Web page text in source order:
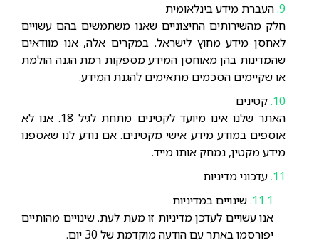
העברת מידע בינלאומית
חלק מהשירותים החיצוניים שאנו משתמשים בהם עשויים
לאחסן מידע מחוץ לישראל. במקרים אלה, אנו מוודאים
שהמדינות בהן מאוחסן המידע מספקות רמת הגנה הולמת
או שקיימים הסכמים מתאימים להגנת המידע.
קטינים
האתר שלנו אינו מיועד לקטינים מתחת לגיל 18. אנו לא
אוספים במודע מידע אישי מקטינים. אם נודע לנו שאספנו
מידע מקטין, נמחק אותו מייד.
עדכוני מדיניות
שינויים במדיניות
אנו עשויים לעדכן מדיניות זו מעת לעת. שינויים מהותיים
יפורסמו באתר עם הודעה מוקדמת של 30 יום.